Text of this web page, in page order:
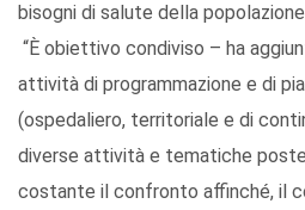
bisogni di salute della popolazione
“È obiettivo condiviso – ha
attività di programmazione e di
(ospedaliero, territoriale e di
diverse attività e tematiche
costante il confronto affinché, il